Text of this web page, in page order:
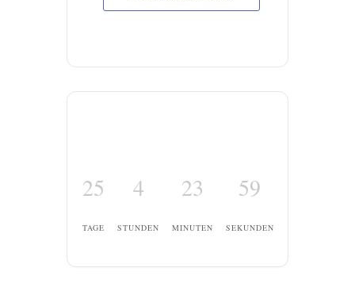
25
TAGE
4
STUNDEN
23
MINUTEN
58
SEKUNDEN